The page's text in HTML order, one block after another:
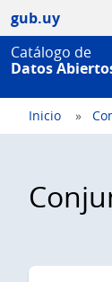
gub.uy
Catálogo de
Datos
Inicio